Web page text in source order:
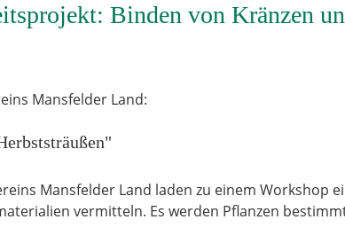
Binden von Kränzen
Mansfelder Land:
Mansfelder Land laden zu einem Workshop
vermitteln. Es werden Pflanzen